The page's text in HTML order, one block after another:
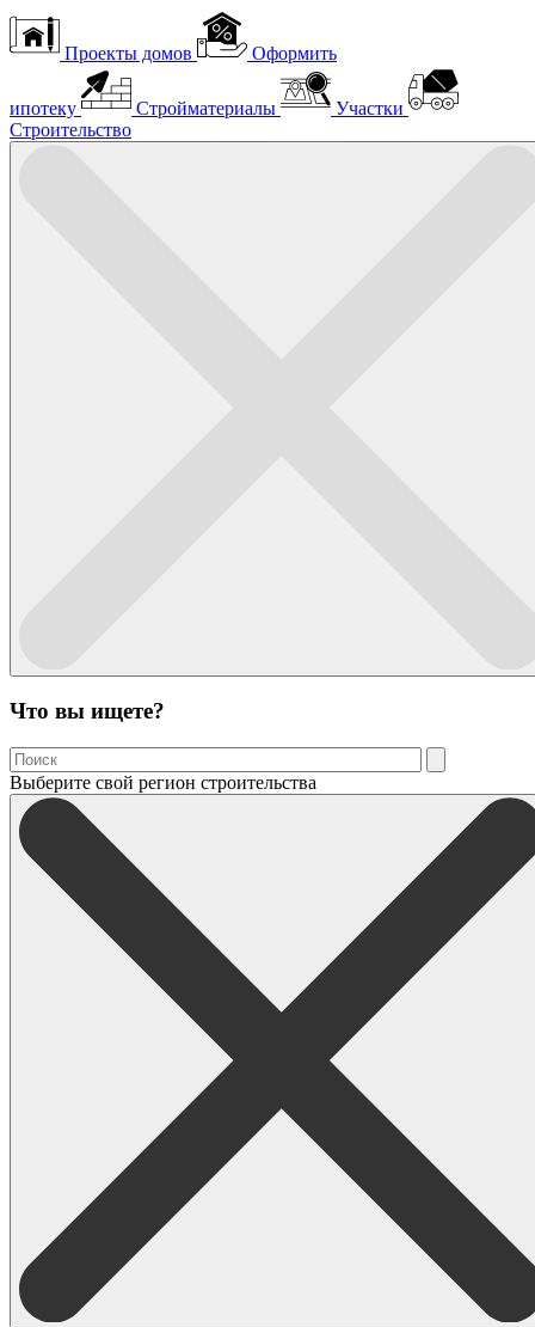
Проекты домов Оформить
ипотеку Стройматериалы
Участки
Строительство
Что вы ищете?
Выберите свой регион строительства